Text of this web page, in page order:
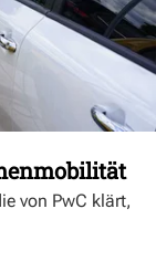
von PwC klärt,